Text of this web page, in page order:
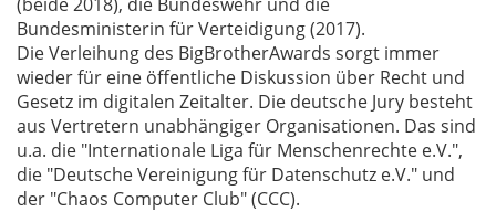
Bundesministerin für Verteidigung (2017).
Die Verleihung des BigBrotherAwards sorgt immer
wieder für eine öffentliche Diskussion über Recht und
Gesetz im digitalen Zeitalter. Die deutsche Jury besteht
aus Vertretern unabhängiger Organisationen. Das sind
u.a. die "Internationale Liga für Menschenrechte e.V.",
die "Deutsche Vereinigung für Datenschutz e.V." und
der "Chaos Computer Club" (CCC).